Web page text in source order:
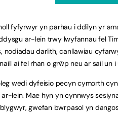
fyfyrwyr yn parhau i ddilyn yr
ar-lein trwy lwyfannau fel
nodiadau darlith, canllawiau
ai fel rhan o grŵp neu ar sail un i
wedi dyfeisio pecyn cymorth
lein. Mae hyn yn cynnwys
gwefan bwrpasol yn